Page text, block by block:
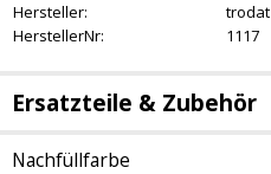
Hersteller:
trodat
HerstellerNr:
1117
Ersatzteile & Zubehör
Nachfüllfarbe